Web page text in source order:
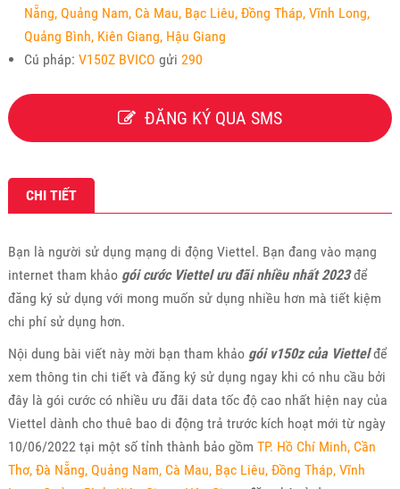
Nẵng, Quảng Nam, Cà Mau, Bạc Liêu, Đồng Tháp, Vĩnh Long,
Quảng Bình, Kiên Giang, Hậu Giang
Cú pháp: V150Z BVICO gửi 290
ĐĂNG KÝ QUA SMS
CHI TIẾT
Bạn là người sử dụng mạng di động Viettel. Bạn đang vào mạng
internet tham khảo gói cước Viettel ưu đãi nhiều nhất 2023để
đăng ký sử dụng với mong muốn sử dụng nhiều hơn mà tiết kiệm
chi phí sử dụng hơn.
Nội dung bài viết này mời bạn tham khảo gói v150z của Viettelđể
xem thông tin chi tiết và đăng ký sử dụng ngay khi có nhu cầu bởi
đây là gói cước có nhiều ưu đãi data tốc độ cao nhất hiện nay của
Viettel dành cho thuê bao di động trả trước kích hoạt mới từ ngày
10/06/2022 tại một số tỉnh thành bảo gồm TP. Hồ Chí Minh, Cần
Thơ, Đà Nẵng, Quảng Nam, Cà Mau, Bạc Liêu, Đồng Tháp, Vĩnh